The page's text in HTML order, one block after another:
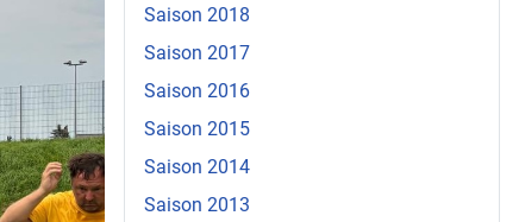
Saison 2018
Saison 2017
Saison 2016
Saison 2015
Saison 2014
Saison 2013